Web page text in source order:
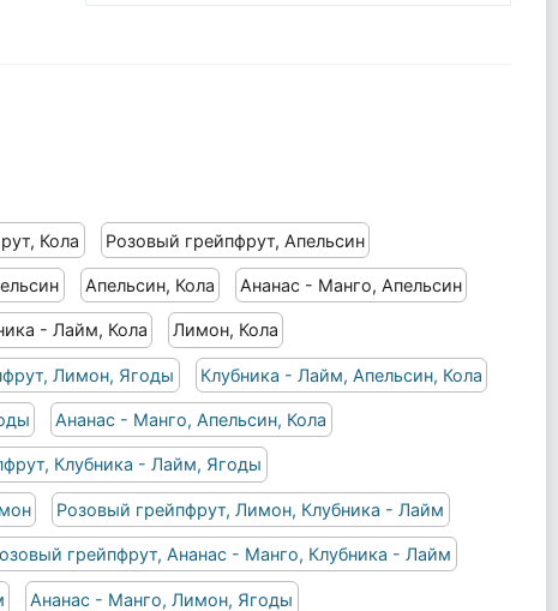
Кола Розовый грейпфрут, Апельсин
Апельсин, Кола Ананас - Манго, Апельсин
- Лайм, Кола Лимон, Кола
Лимон, Ягоды Клубника - Лайм, Апельсин, Кола
Ананас - Манго, Апельсин, Кола
Клубника - Лайм, Ягоды
Розовый грейпфрут, Лимон, Клубника - Лайм
грейпфрут, Ананас - Манго, Клубника - Лайм
Ананас - Манго, Лимон, Ягоды